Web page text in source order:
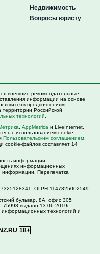
Недвижимость
Вопросы юристу
внешние рекомендательные
информации на основе
к предпочтениям
Российской
технологий
AppMetrica и LiveInternet.
с использованием cookie-
Пользовательским соглашением
cookie-файлов составляет 14
информации,
информационных
информации. Перепечатка
ОГРН 1147325002549
бульвар, 8А, офис 305
выдано 13.06.2019г.
технологий и
18+